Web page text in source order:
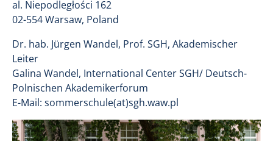
al. Niepodległości 162
02-554 Warsaw, Poland
Dr. hab. Jürgen Wandel, Prof. SGH, Akademischer
Leiter
Galina Wandel, International Center SGH/ Deutsch-
Polnischen Akademikerforum
E-Mail: sommerschule(at)sgh.waw.pl